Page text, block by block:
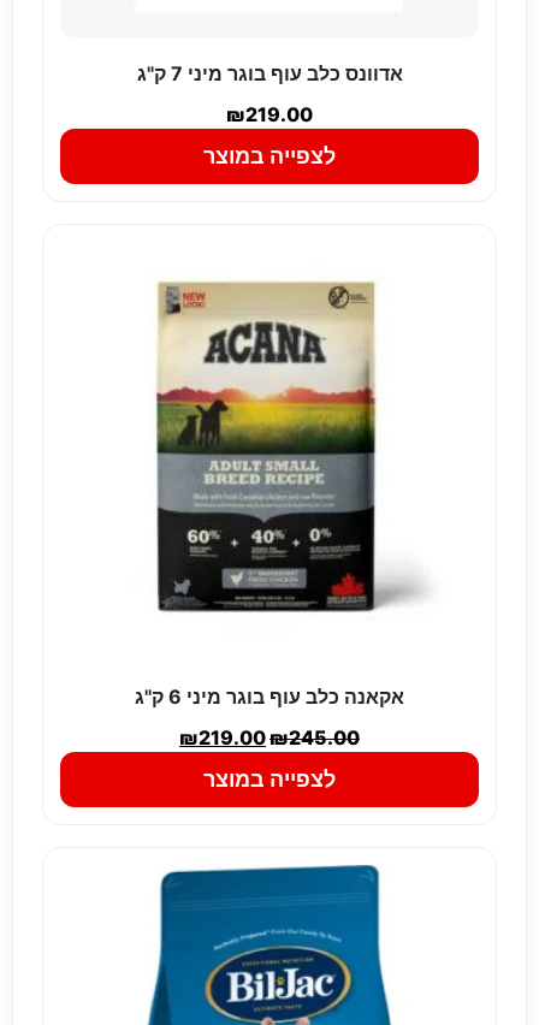
אדוונס כלב עוף בוגר מיני 7 ק"ג
₪219.00
לצפייה במוצר
אקאנה כלב עוף בוגר מיני 6 ק''ג
₪245.00
₪219.00
לצפייה במוצר